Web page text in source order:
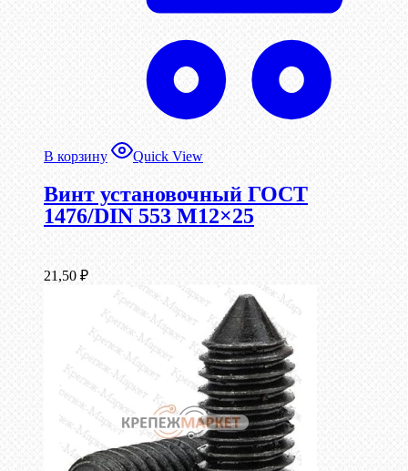
В корзину Quick View
Винт установочный ГОСТ
1476/DIN 553 М12×25
21,50 ₽